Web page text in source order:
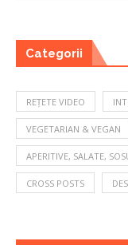
Categorii
REȚETE VIDEO
VEGETARIAN & VEGAN
APERITIVE, SALATE,
CROSS POSTS